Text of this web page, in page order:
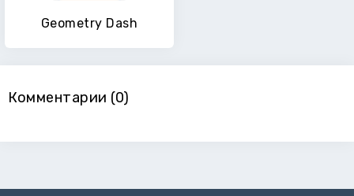
Geometry Dash
Комментарии (0)